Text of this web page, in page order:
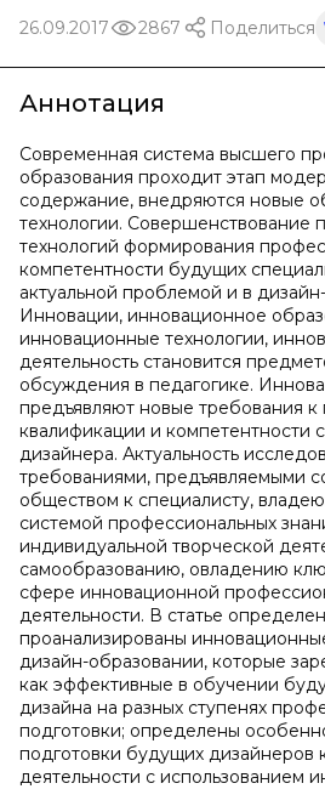
26.09.2017 2867 Поделиться
Аннотация
Современная система высшего
образования проходит этап
содержание, внедряются новые
технологии. Совершенствование
технологий формирования
компетентности будущих
актуальной проблемой и в
Инновации, инновационное
инновационные технологии,
деятельность становится
обсуждения в педагогике.
предъявляют новые требования
квалификации и компетентности
дизайнера. Актуальность
требованиями, предъявляемыми
обществом к специалисту,
системой профессиональных
индивидуальной творческой
самообразованию, овладению
сфере инновационной
деятельности. В статье
проанализированы
дизайн-образовании, которые
как эффективные в обучении
дизайна на разных ступенях
подготовки; определены
подготовки будущих дизайнеров
деятельности с использованием